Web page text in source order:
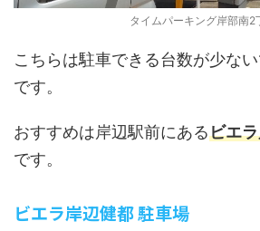
タイムパーキング岸部南2
こちらは駐車できる台数が少な
です。
おすすめは岸辺駅前にあるビエ
です。
ビエラ岸辺健都 駐車場